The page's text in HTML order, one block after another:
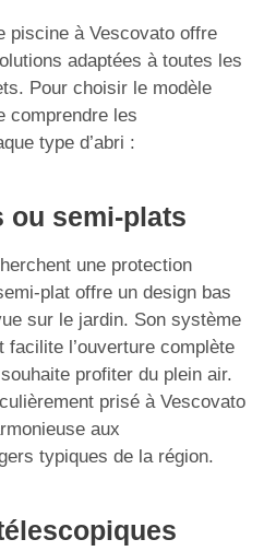
piscine à Vescovato offre
adaptées à toutes les
Pour choisir le modèle
comprendre les
type d’abri :
ou semi-plats
une protection
plat offre un design bas
sur le jardin. Son système
l’ouverture complète
profiter du plein air.
prisé à Vescovato
aux
typiques de la région.